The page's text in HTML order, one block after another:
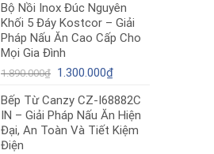
là:
8.890.000₫.
tại
là:
4.800.000₫.
Bộ Nồi Inox Đúc Nguyên
Khối 5 Đáy Kostcor – Giải
Pháp Nấu Ăn Cao Cấp Cho
Mọi Gia Đình
1.890.000₫ Giá
là:
1.890.000₫.
1.300.000₫Giá
tại
là:
1.300.000₫.
Bếp Từ Canzy CZ-I68882C
IN – Giải Pháp Nấu Ăn Hiện
Đại, An Toàn Và Tiết Kiệm
Điện